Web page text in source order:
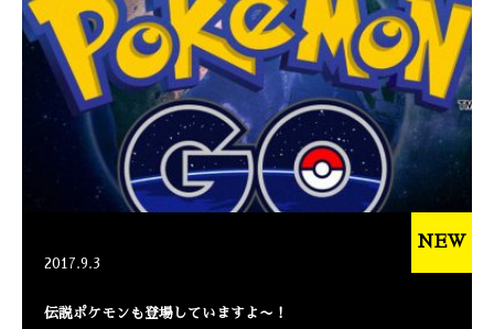
2017.9.3
伝説ポケモンも登場していますよ〜！
NEW